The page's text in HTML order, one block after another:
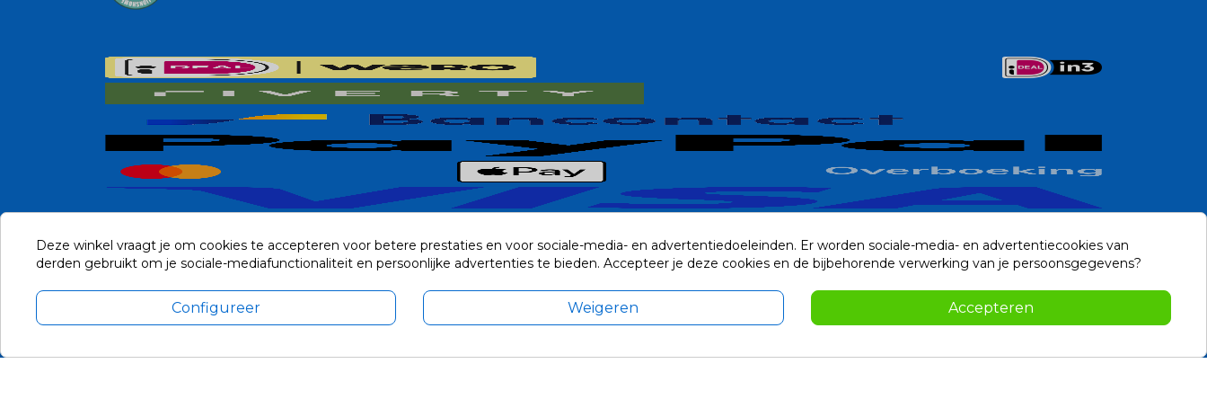
Alle prijzen zijn in Euro, inclusief BTW en andere heffingen en exclusief eventuele verzendkosten.
© 2014-2026 Noviostores.nl. Alle rechten voorbehouden.
Deze winkel vraagt je om cookies te accepteren voor betere prestaties en voor sociale-media- en advertentiedoeleinden. Er worden sociale-media- en advertentiecookies van
derden gebruikt om je sociale-mediafunctionaliteit en persoonlijke advertenties te bieden. Accepteer je deze cookies en de bijbehorende verwerking van je persoonsgegevens?
Configureer Weigeren Accepteren